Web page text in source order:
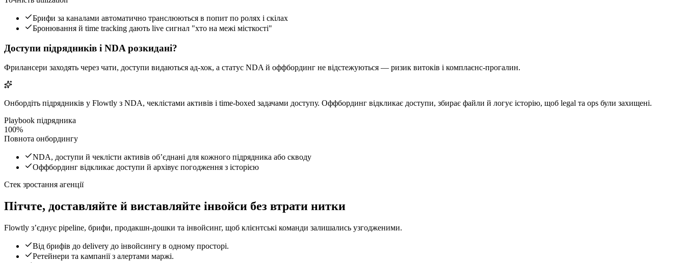
Брифи за каналами автоматично транслюються в попит по ролях і скілах
Бронювання й time tracking дають live сигнал "хто на межі місткості"
Доступи підрядників і NDA розкидані?
Фрилансери заходять через чати, доступи видаються ад-хок, а статус NDA й оффбординг не відстежуються — ризик витоків і комплаєнс-прогалин.
Онбордіть підрядників у Flowtly з NDA, чеклістами активів і time-boxed задачами доступу. Оффбординг відкликає доступи, збирає файли й логує історію, щоб legal та ops були захищені.
Playbook підрядника
100%
Повнота онбордингу
NDA, доступи й чеклісти активів обʼєднані для кожного підрядника або скводу
Оффбординг відкликає доступи й архівує погодження з історією
Стек зростання агенції
Пітчте, доставляйте й виставляйте інвойси без втрати нитки
Flowtly зʼєднує pipeline, брифи, продакшн-дошки та інвойсинг, щоб клієнтські команди залишались узгодженими.
Від брифів до delivery до інвойсингу в одному просторі.
Ретейнери та кампанії з алертами маржі.